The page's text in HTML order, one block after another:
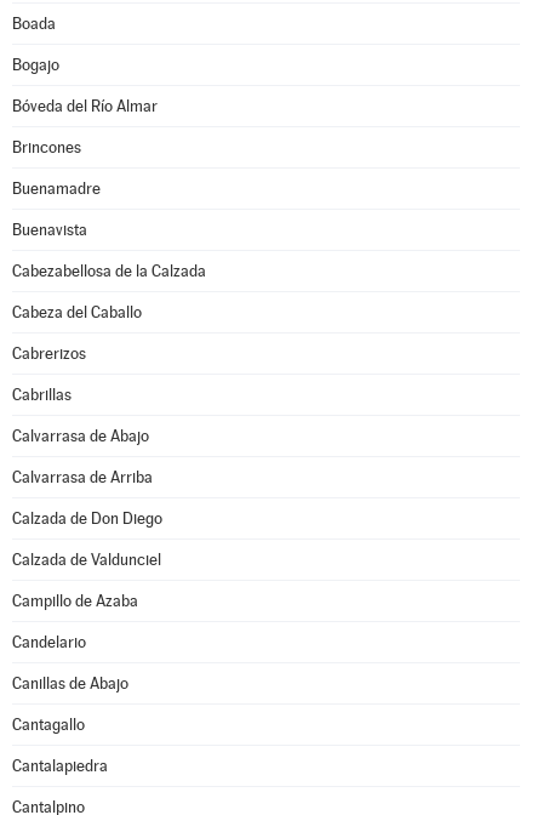
Boada
Bogajo
Bóveda del Río Almar
Brincones
Buenamadre
Buenavista
Cabezabellosa de la Calzada
Cabeza del Caballo
Cabrerizos
Cabrillas
Calvarrasa de Abajo
Calvarrasa de Arriba
Calzada de Don Diego
Calzada de Valdunciel
Campillo de Azaba
Candelario
Canillas de Abajo
Cantagallo
Cantalapiedra
Cantalpino